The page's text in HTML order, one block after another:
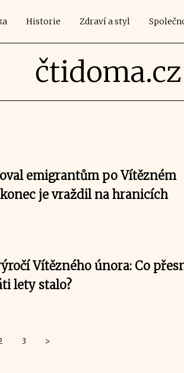
Historie Zdraví a styl
čtidoma.cz
emigrantům po Vítězném
je vraždil na hranicích
Vítězného února: Co
lety stalo?
3 >